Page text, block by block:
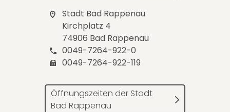
Stadt Bad Rappenau
Kirchplatz 4
74906 Bad Rappenau
0049-7264-922-0
0049-7264-922-119
Öffnungszeiten der Stadt
Bad Rappenau